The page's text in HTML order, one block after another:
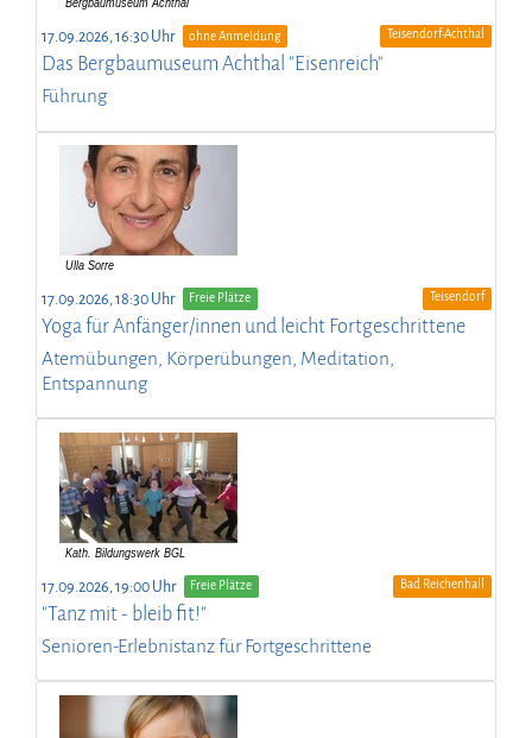
17.09.2026, 16:30 Uhr ohne Anmeldung Teisendorf-Achthal
Das Bergbaumuseum Achthal "Eisenreich"
Führung
17.09.2026, 18:30 Uhr Freie Plätze Teisendorf
Yoga für Anfänger/innen und leicht Fortgeschrittene
Atemübungen, Körperübungen, Meditation,
Entspannung
17.09.2026, 19:00 Uhr Freie Plätze Bad Reichenhall
"Tanz mit - bleib fit!"
Senioren-Erlebnistanz für Fortgeschrittene